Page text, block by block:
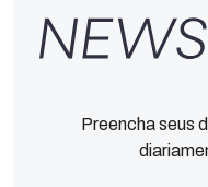
Preencha seus